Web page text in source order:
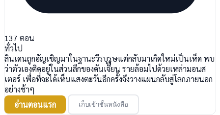
137 ตอน
ทั่วไป
ลินเดนถูกอัญเชิญมาในฐานะวีรบุรุษแต่กลับมาเกิดใหม่เป็นเห็ด พบ
ว่าตัวเองติดอยู่ในส่วนลึกของดันเจี้ยน รายล้อมไปด้วยเหล่ามอนส
เตอร์ เพื่อที่จะได้เห็นแสงตะวันอีกครั้งจึงวางแผนกลับสู่โลกภายนอก
อย่างช้าๆ
อ่านตอนแรก
เก็บเข้าชั้นหนังสือ